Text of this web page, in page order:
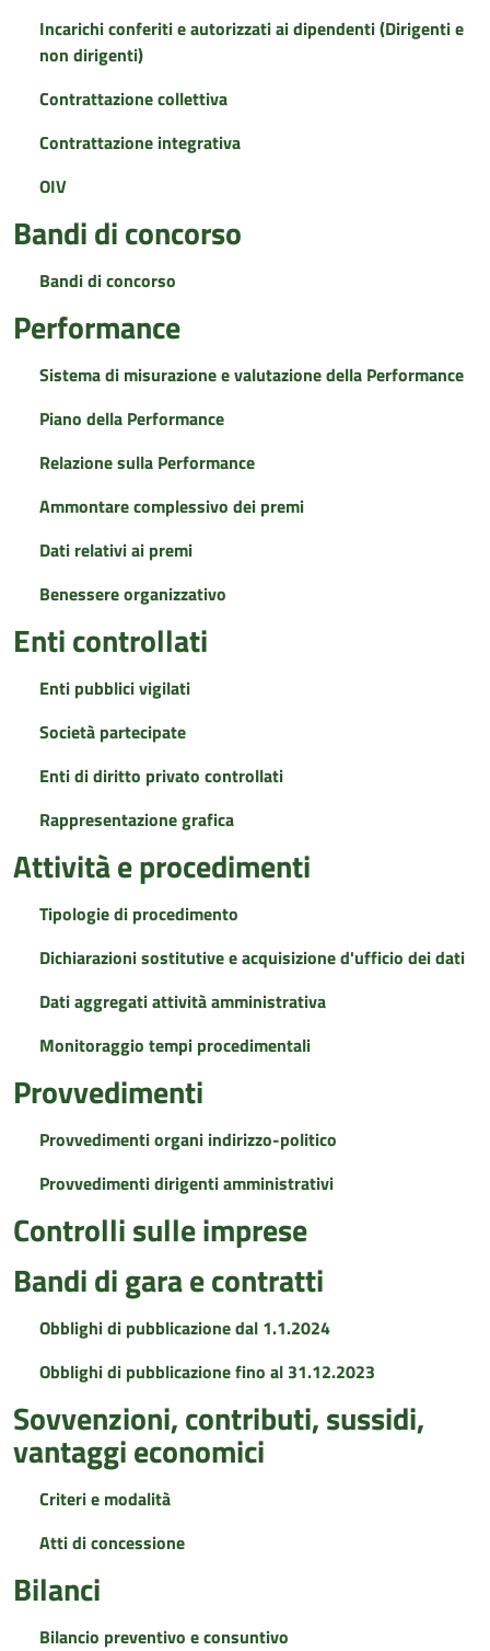
Incarichi conferiti e autorizzati ai dipendenti (Dirigenti e
non dirigenti)
Contrattazione collettiva
Contrattazione integrativa
OIV
Bandi di concorso
Bandi di concorso
Performance
Sistema di misurazione e valutazione della Performance
Piano della Performance
Relazione sulla Performance
Ammontare complessivo dei premi
Dati relativi ai premi
Benessere organizzativo
Enti controllati
Enti pubblici vigilati
Società partecipate
Enti di diritto privato controllati
Rappresentazione grafica
Attività e procedimenti
Tipologie di procedimento
Dichiarazioni sostitutive e acquisizione d'ufficio dei dati
Dati aggregati attività amministrativa
Monitoraggio tempi procedimentali
Provvedimenti
Provvedimenti organi indirizzo-politico
Provvedimenti dirigenti amministrativi
Controlli sulle imprese
Bandi di gara e contratti
Obblighi di pubblicazione dal 1.1.2024
Obblighi di pubblicazione fino al 31.12.2023
Sovvenzioni, contributi, sussidi,
vantaggi economici
Criteri e modalità
Atti di concessione
Bilanci
Bilancio preventivo e consuntivo